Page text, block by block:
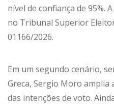
nível de confiança de 95%.
no Tribunal Superior
01166/2026.
Em um segundo cenário,
Greca, Sergio Moro amplia
das intenções de voto.